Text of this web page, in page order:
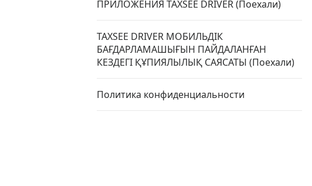
ПРИЛОЖЕНИЯ TAXSEE DRIVER (Поехали)
TAXSEE DRIVER МОБИЛЬДІК
БАҒДАРЛАМАШЫҒЫН ПАЙДАЛАНҒАН
КЕЗДЕГІ ҚҰПИЯЛЫЛЫҚ САЯСАТЫ (Поехали)
Политика конфиденциальности